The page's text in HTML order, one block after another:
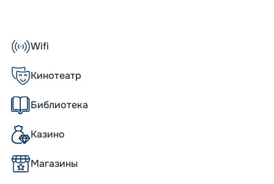
К ним относят ростовые иллюминаторы,
На лайнере 976 комфортабельных
с удобством разместиться 2 679
шопоголиков и др.
по системе «все включено».
Wifi
Кинотеатр
Библиотека
Казино
Магазины